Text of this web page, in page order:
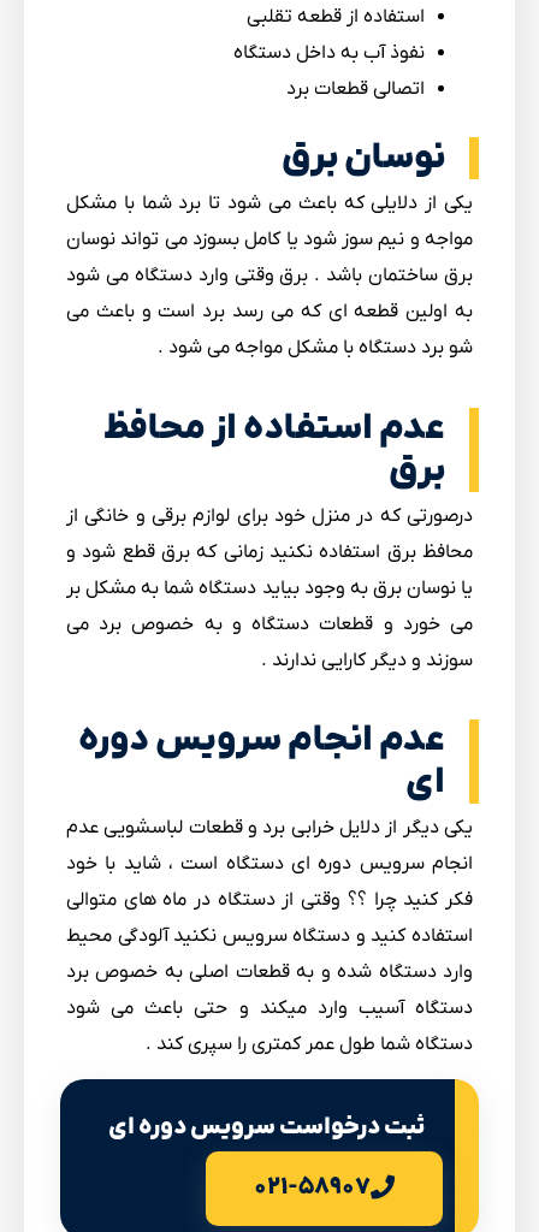
استفاده از قطعه تقلبی
نفوذ آب به داخل دستگاه
اتصالی قطعات برد
نوسان برق
یکی از دلایلی که باعث می شود تا برد شما با مشکل
مواجه و نیم سوز شود یا کامل بسوزد می تواند نوسان
برق ساختمان باشد . برق وقتی وارد دستگاه می شود
به اولین قطعه ای که می رسد برد است و باعث می
شو برد دستگاه با مشکل مواجه می شود .
عدم استفاده از محافظ
برق
درصورتی که در منزل خود برای لوازم برقی و خانگی از
محافظ برق استفاده نکنید زمانی که برق قطع شود و
یا نوسان برق به وجود بیاید دستگاه شما به مشکل بر
می خورد و قطعات دستگاه و به خصوص برد می
سوزند و دیگر کارایی ندارند .
عدم انجام سرویس دوره
ای
یکی دیگر از دلایل خرابی برد و قطعات لباسشویی عدم
انجام سرویس دوره ای دستگاه است ، شاید با خود
فکر کنید چرا ؟؟ وقتی از دستگاه در ماه های متوالی
استفاده کنید و دستگاه سرویس نکنید آلودگی محیط
وارد دستگاه شده و به قطعات اصلی به خصوص برد
دستگاه آسیب وارد میکند و حتی باعث می شود
دستگاه شما طول عمر کمتری را سپری کند .
ثبت درخواست سرویس دوره ای
۰۲۱-۵۸۹۰۷